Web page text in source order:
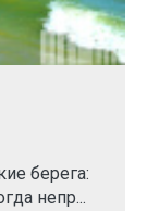
берега:
непр...